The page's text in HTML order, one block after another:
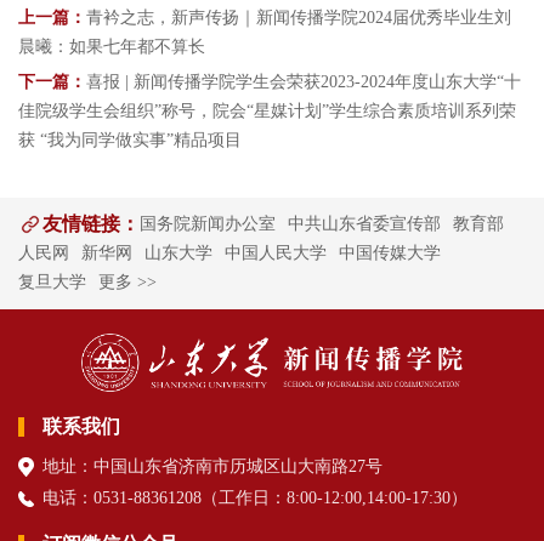
上一篇： 青衿之志，新声传扬｜新闻传播学院2024届优秀毕业生刘
晨曦：如果七年都不算长
下一篇： 喜报 | 新闻传播学院学生会荣获2023-2024年度山东大学“十
佳院级学生会组织”称号，院会“星媒计划”学生综合素质培训系列荣
获 “我为同学做实事”精品项目
友情链接： 国务院新闻办公室 中共山东省委宣传部
教育部
人民网
新华网 山东大学 中国人民大学
中国传媒大学
复旦大学
更多 >>
联系我们
地址：中国山东省济南市历城区山大南路27号
电话：0531-88361208（ 工作日 ：8:00-12:00,14:00-17:30）